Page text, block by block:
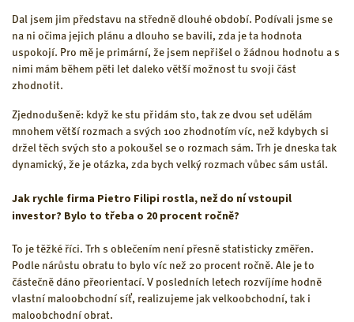
Dal jsem jim představu na středně dlouhé období. Podívali jsme se
na ni očima jejich plánu a dlouho se bavili, zda je ta hodnota
uspokojí. Pro mě je primární, že jsem nepřišel o žádnou hodnotu a s
nimi mám během pěti let daleko větší možnost tu svoji část
zhodnotit.
Zjednodušeně: když ke stu přidám sto, tak ze dvou set udělám
mnohem větší rozmach a svých 100 zhodnotím víc, než kdybych si
držel těch svých sto a pokoušel se o rozmach sám. Trh je dneska tak
dynamický, že je otázka, zda bych velký rozmach vůbec sám ustál.
Jak rychle firma Pietro Filipi rostla, než do ní vstoupil
investor? Bylo to třeba o 20 procent ročně?
To je těžké říci. Trh s oblečením není přesně statisticky změřen.
Podle nárůstu obratu to bylo víc než 20 procent ročně. Ale je to
částečně dáno přeorientací. V posledních letech rozvíjíme hodně
vlastní maloobchodní síť, realizujeme jak velkoobchodní, tak i
maloobchodní obrat.